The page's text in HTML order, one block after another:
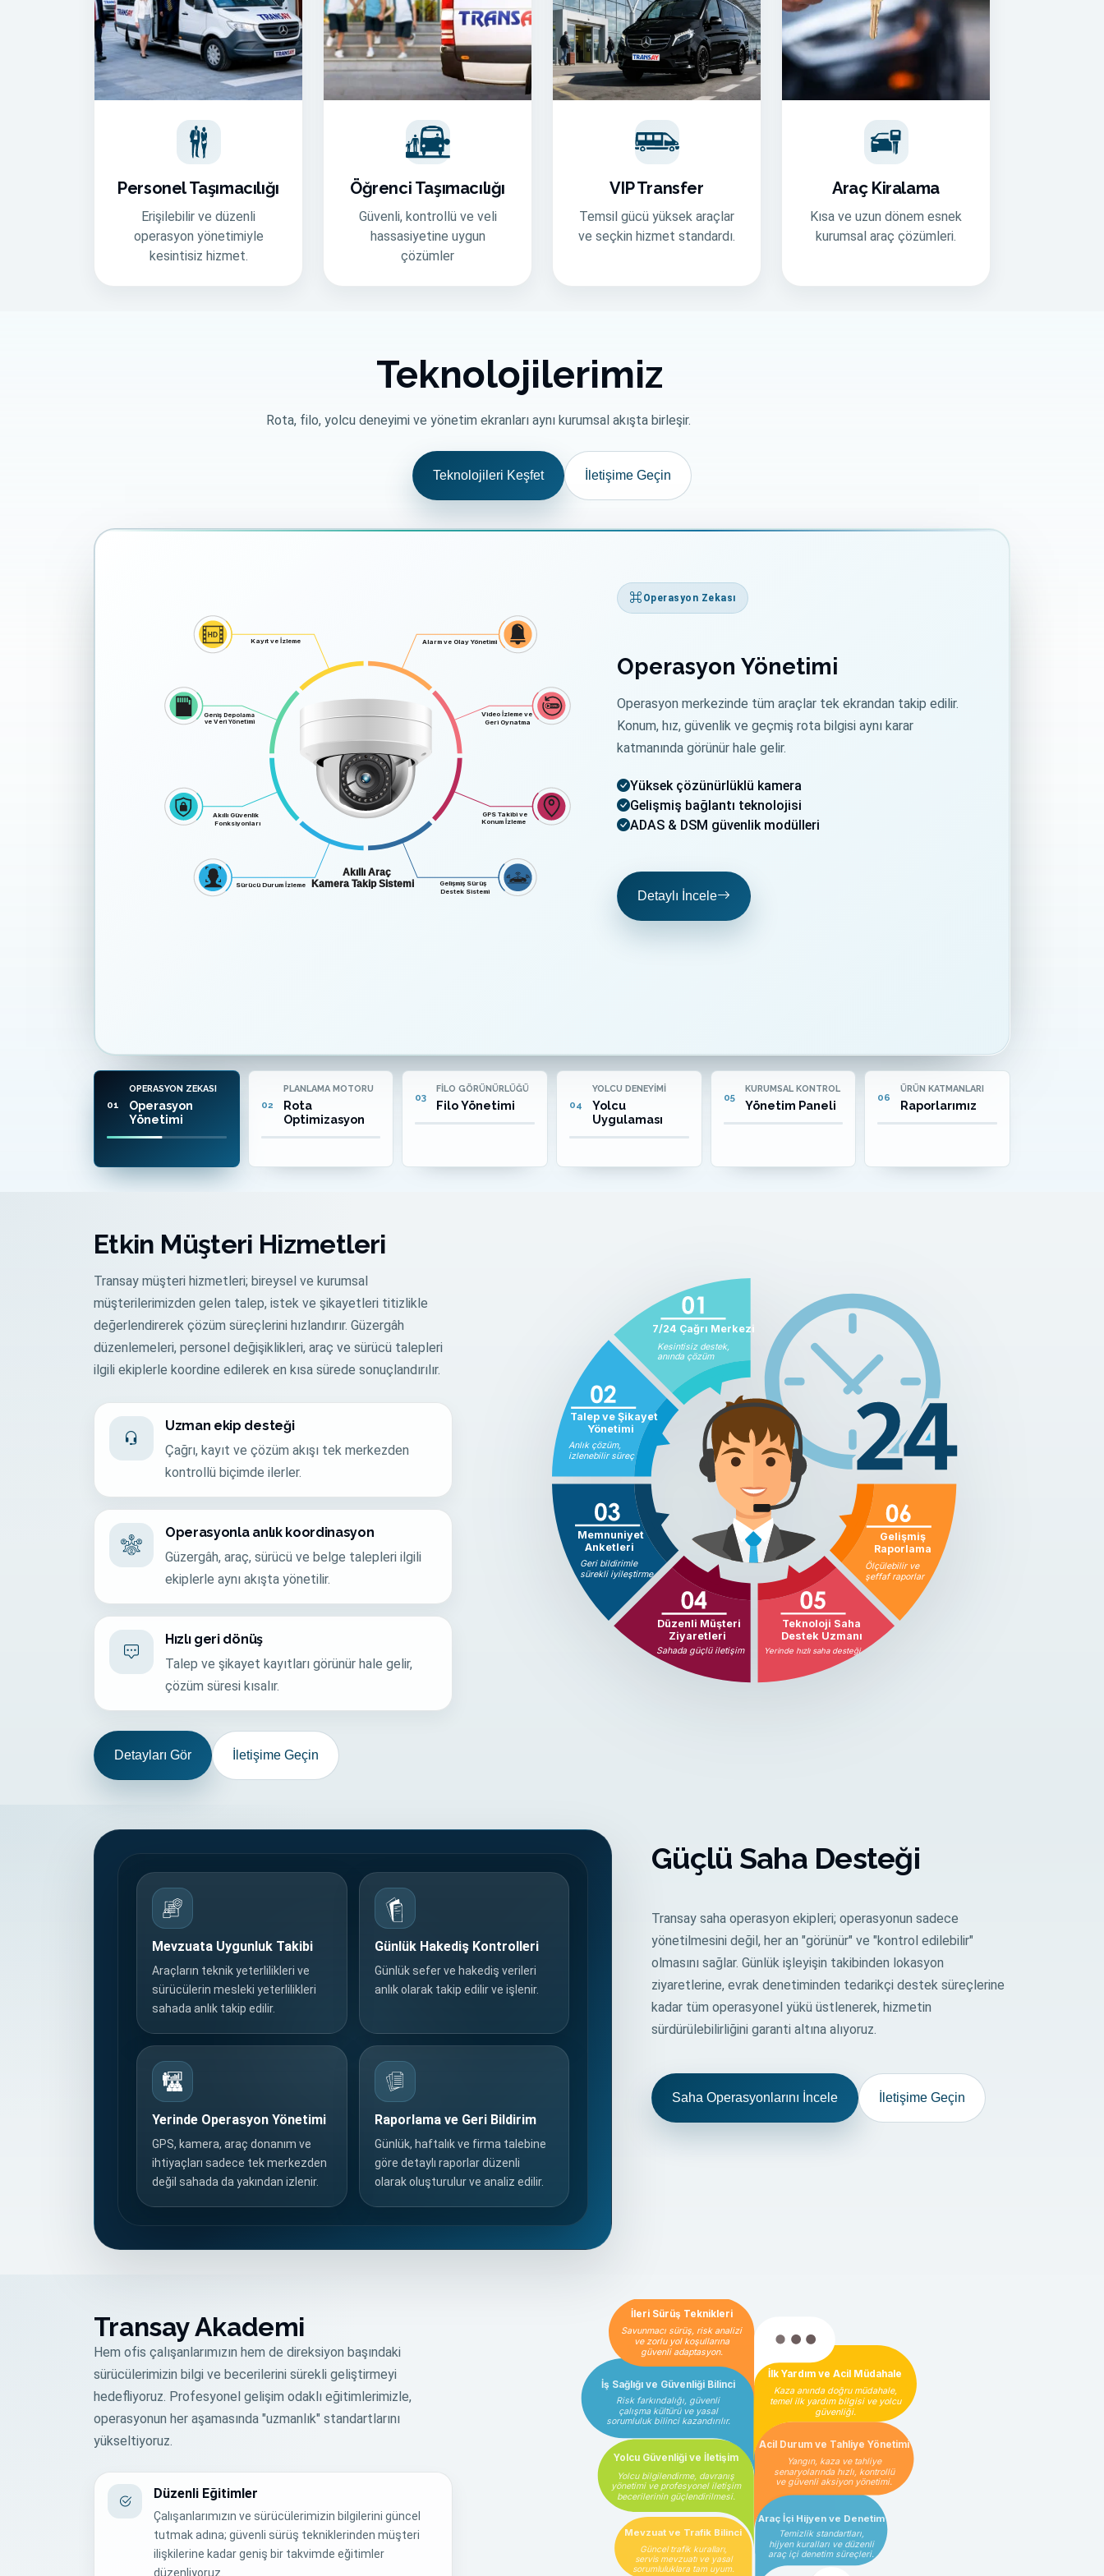
Personel Taşımacılığı
Erişilebilir ve düzenli
operasyon yönetimiyle
kesintisiz hizmet.
Öğrenci Taşımacılığı
Güvenli, kontrollü ve veli
hassasiyetine uygun
çözümler
VIP Transfer
Temsil gücü yüksek araçlar
ve seçkin hizmet standardı.
Araç Kiralama
Kısa ve uzun dönem esnek
kurumsal araç çözümleri.
Teknolojilerimiz
Rota, filo, yolcu deneyimi ve yönetim ekranları aynı kurumsal akışta birleşir.
Teknolojileri Keşfet İletişime Geçin
Kayıt ve İzleme
Geniş Depolama
ve Veri Yönetimi
Akıllı Güvenlik
Fonksiyonları
Sürücü Durum İzleme
Gelişmiş Sürüş
Destek Sistemi
GPS Takibi ve
Konum İzleme
Video İzleme ve
Geri Oynatma
Alarm ve Olay Yönetimi
Akıllı Araç
Kamera Takip Sistemi
Operasyon Zekası
Operasyon Yönetimi
Operasyon merkezinde tüm araçlar tek ekrandan takip edilir.
Konum, hız, güvenlik ve geçmiş rota bilgisi aynı karar
katmanında görünür hale gelir.
Yüksek çözünürlüklü kamera
Gelişmiş bağlantı teknolojisi
ADAS & DSM güvenlik modülleri
Detaylı İncele
01
OPERASYON ZEKASI
Operasyon
Yönetimi
02
PLANLAMA MOTORU
Rota
Optimizasyon
03
FILO GÖRÜNÜRLÜĞÜ
Filo Yönetimi 04
YOLCU DENEYIMI
Yolcu
Uygulaması
05
KURUMSAL KONTROL
Yönetim Paneli
06
ÜRÜN KATMANLARI
Raporlarımız
Etkin Müşteri Hizmetleri
Transay müşteri hizmetleri; bireysel ve kurumsal
müşterilerimizden gelen talep, istek ve şikayetleri titizlikle
değerlendirerek çözüm süreçlerini hızlandırır. Güzergâh
düzenlemeleri, personel değişiklikleri, araç ve sürücü talepleri
ilgili ekiplerle koordine edilerek en kısa sürede sonuçlandırılır.
Uzman ekip desteği
Çağrı, kayıt ve çözüm akışı tek merkezden
kontrollü biçimde ilerler.
Operasyonla anlık koordinasyon
Güzergâh, araç, sürücü ve belge talepleri ilgili
ekiplerle aynı akışta yönetilir.
Hızlı geri dönüş
Talep ve şikayet kayıtları görünür hale gelir,
çözüm süresi kısalır.
Detayları Gör İletişime Geçin
7/24 Çağrı Merkezi
Kesintisiz destek,
anında çözüm
Talep ve Şikayet
Yönetimi
Anlık çözüm,
izlenebilir süreç
Memnuniyet
Anketleri
Geri bildirimle
sürekli iyileştirme
Düzenli Müşteri
Ziyaretleri
Sahada güçlü iletişim
Teknoloji Saha
Destek Uzmanı
Yerinde hızlı saha desteği
Gelişmiş
Raporlama
Ölçülebilir ve
şeffaf raporlar
Mevzuata Uygunluk Takibi
Araçların teknik yeterlilikleri ve
sürücülerin mesleki yeterlilikleri
sahada anlık takip edilir.
Günlük Hakediş Kontrolleri
Günlük sefer ve hakediş verileri
anlık olarak takip edilir ve işlenir.
Yerinde Operasyon Yönetimi
GPS, kamera, araç donanım ve
ihtiyaçları sadece tek merkezden
değil sahada da yakından izlenir.
Raporlama ve Geri Bildirim
Günlük, haftalık ve firma talebine
göre detaylı raporlar düzenli
olarak oluşturulur ve analiz edilir.
Güçlü Saha Desteği
Transay saha operasyon ekipleri; operasyonun sadece
yönetilmesini değil, her an "görünür" ve "kontrol edilebilir"
olmasını sağlar. Günlük işleyişin takibinden lokasyon
ziyaretlerine, evrak denetiminden tedarikçi destek süreçlerine
kadar tüm operasyonel yükü üstlenerek, hizmetin
sürdürülebilirliğini garanti altına alıyoruz.
Saha Operasyonlarını İncele İletişime Geçin
Transay Akademi
Hem ofis çalışanlarımızın hem de direksiyon başındaki
sürücülerimizin bilgi ve becerilerini sürekli geliştirmeyi
hedefliyoruz. Profesyonel gelişim odaklı eğitimlerimizle,
operasyonun her aşamasında "uzmanlık" standartlarını
yükseltiyoruz.
Düzenli Eğitimler
Çalışanlarımızın ve sürücülerimizin bilgilerini güncel
tutmak adına; güvenli sürüş tekniklerinden müşteri
ilişkilerine kadar geniş bir takvimde eğitimler
düzenliyoruz.
Mevzuat ve Trafik Bilinci
Güncel trafik kuralları,
servis mevzuatı ve yasal
sorumluluklara tam uyum.
Araç İçi Hijyen ve Denetim
Temizlik standartları,
hijyen kuralları ve düzenli
araç içi denetim süreçleri.
Yolcu Güvenliği ve İletişim
Yolcu bilgilendirme, davranış
yönetimi ve profesyonel iletişim
becerilerinin güçlendirilmesi.
Acil Durum ve Tahliye Yönetimi
Yangın, kaza ve tahliye
senaryolarında hızlı, kontrollü
ve güvenli aksiyon yönetimi.
İş Sağlığı ve Güvenliği Bilinci
Risk farkındalığı, güvenli
çalışma kültürü ve yasal
sorumluluk bilinci kazandırılır.
İlk Yardım ve Acil Müdahale
Kaza anında doğru müdahale,
temel ilk yardım bilgisi ve yolcu
güvenliği.
İleri Sürüş Teknikleri
Savunmacı sürüş, risk analizi
ve zorlu yol koşullarına
güvenli adaptasyon.